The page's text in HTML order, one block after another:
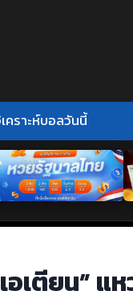
คราะห์บอลวันนี้
เตียน” แ